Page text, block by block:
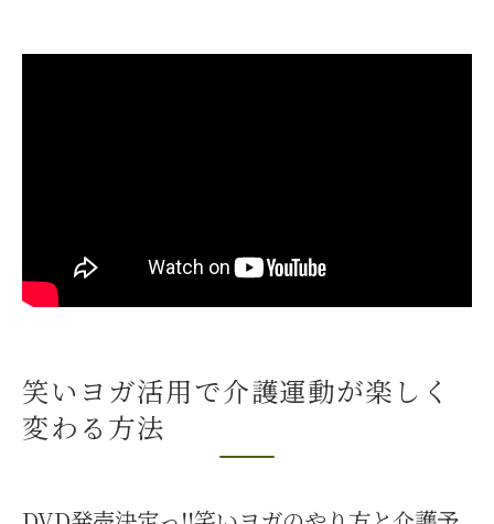
介護予防体操を楽しく続けるためのコツを
紹介
笑いを交えた介護運動で自然と笑顔を引き出す
笑いヨガ活用で介護運動が楽しく
変わる方法